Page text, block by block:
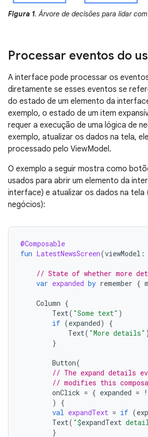
Figura 1. Árvore de decisões para lidar
Processar eventos do
A interface pode processar os
diretamente se esses eventos se
do estado de um elemento da
exemplo, o estado de um item
requer a execução de uma lógica de
exemplo, atualizar os dados na tela,
processado pelo ViewModel.
O exemplo a seguir mostra como
usados para abrir um elemento da
interface) e atualizar os dados na tela
negócios):
@Composable
fun LatestNewsScreen(viewModel :
// State of whether more
var expanded by remember {
Column {
Text( "Some text" )
if (expanded)
{
Text( "More details" )
}
Button(
// The expand details
// modifies this
onClick = { expanded = !
)
{
val expandText = if (
Text( "$expandText
}